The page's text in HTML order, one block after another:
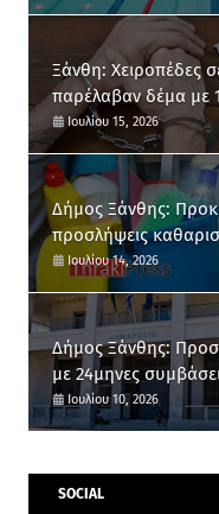
Ξάνθη: Χειροπέδες
παρέλαβαν δέμα με
κάνναβης
Ιουλίου 15, 2026
Δήμος Ξάνθης:
προσλήψεις
μονάδες
Ιουλίου 14, 2026
Δήμος Ξάνθης:
με 24μηνες
μόνιμοι κάτοικοι
Ιουλίου 10, 2026
SOCIAL